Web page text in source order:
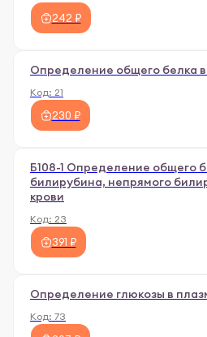
242 ₽
Определение общего белка
Код: 21
230 ₽
Б108-1 Определение общего
билирубина, непрямого
крови
Код: 23
391 ₽
Определение глюкозы в
Код: 73